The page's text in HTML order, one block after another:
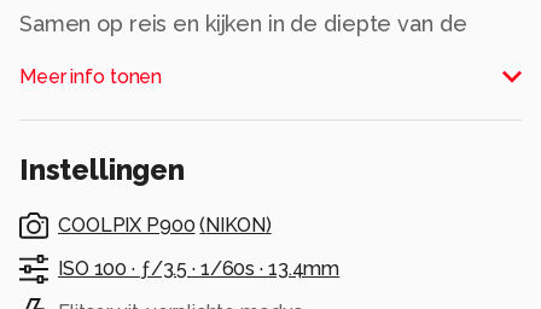
Samen op reis en kijken in de diepte van de
Meer info tonen
Instellingen
COOLPIX P900 (NIKON)
ISO 100 · ƒ/3.5 · 1/60s · 13.4mm